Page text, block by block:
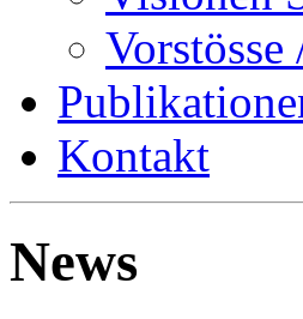
Kontakt
News